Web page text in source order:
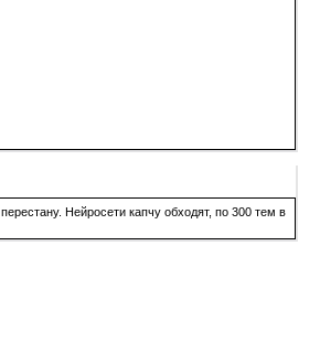
Нейросети капчу обходят, по 300 тем в